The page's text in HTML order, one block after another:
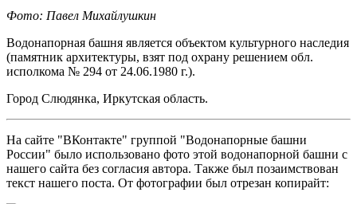
Фото: Павел Михайлушкин
Водонапорная башня является объектом культурного наследия
(памятник архитектуры, взят под охрану решением обл.
исполкома № 294 от 24.06.1980 г.).
Город Слюдянка, Иркутская область.
На сайте "ВКонтакте" группой "Водонапорные башни
России" было использовано фото этой водонапорной башни с
нашего сайта без согласия автора. Также был позаимствован
текст нашего поста. От фотографии был отрезан копирайт: